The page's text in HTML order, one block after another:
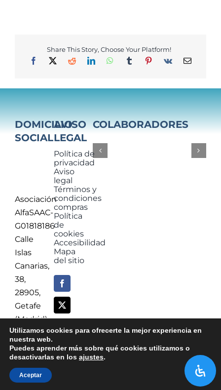
Share This Story, Choose Your Platform!
DOMICILIO
SOCIAL
Asociación
AlfaSAAC-
G01818186
Calle
Islas
Canarias,
38,
28905,
Getafe
(Madrid)
info@alfasaac.com
623
964663
AVISO
LEGAL
Política de
privacidad
Aviso
legal
Términos y
condiciones
compras
Política
de
cookies
Accesibilidad
Mapa
del sitio
COLABORADORES
Utilizamos cookies para ofrecerte la mejor experiencia en
nuestra web.
Puedes aprender más sobre qué cookies utilizamos o
desactivarlas en los ajustes.
Aceptar